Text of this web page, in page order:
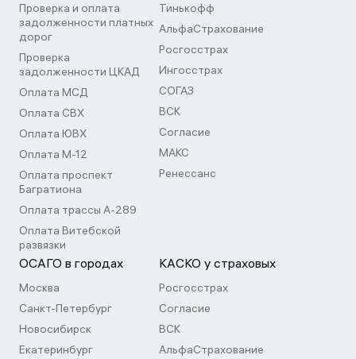
Проверка и оплата
задолженности платных
дорог
Проверка
задолженности ЦКАД
Оплата МСД
Оплата СВХ
Оплата ЮВХ
Оплата М-12
Оплата проспект
Багратиона
Оплата трассы А-289
Оплата Витебской
развязки
Тинькофф
АльфаСтрахование
Росгосстрах
Ингосстрах
СОГАЗ
ВСК
Согласие
МАКС
Ренессанс
ОСАГО в городах
Москва
Санкт-Петербург
Новосибирск
Екатеринбург
КАСКО у страховых
Росгосстрах
Согласие
ВСК
АльфаСтрахование